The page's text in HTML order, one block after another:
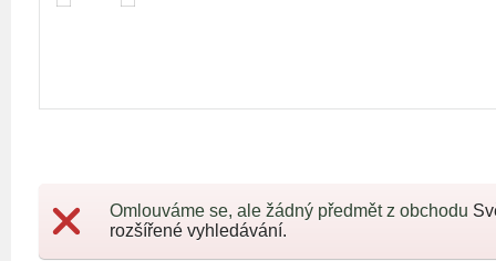
Omlouváme se, ale žádný předmět z obchodu
rozšířené vyhledávání.